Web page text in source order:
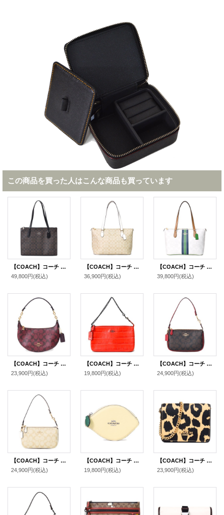
この商品を買った人はこんな商品も買っています
【COACH】コーチ コーティングキャンバス レザー シグネチャー ニーナ キャリーオール トートバッグ ブラウンブラック〔日本未発売〕
49,800円(税込)
【COACH】コーチ コーティングキャンバス レザー シグネチャー ギャラリー ジップ トートバッグ ライトカーキ×チャーク〔日本未発売〕
36,900円(税込)
【COACH】コーチ バッグ コーティングキャンパス レザー シグネチャー ギャラリー ストライプ ジップトートバッグ チャークマルチ〔日本未発売〕
39,800円(税込)
【COACH】コーチ コーティングキャンバス レザー シグネチャー ロゴ ミニ ペイトン ショルダー ハンドバッグ オックスブラッドマルチ(日本未発売）
23,900円(税込)
【COACH】コーチ コーティング レザー クロコ エンボスド リストレット マルチ ポーチ ハンド バッグ ディープコーラル〔日本未発売〕
19,800円(税込)
【COACH】コーチ バッグ コーティングキャンバス レザー シグネチャー ノリータ 19 リストレット マルチ ポーチ ハンドバッグ ブラウン×レッド〔日本未発売〕
24,900円(税込)
【COACH】コーチ バッグ コーティングキャンバス レザー シグネチャー ノリータ 19 リストレット マルチ ポーチ ハンドバッグ ライトカーキ×チャーク〔日本未発売〕
24,900円(税込)
【COACH】コーチ コインケース レザー レモン フルーツ モチーフ ジップ コインポーチ 小銭入れ ムーンライト〔日本未発売〕
19,800円(税込)
【COACH】コーチ ポーチ レオパード ヒョウ柄 レザー アニマル プリント チェーン ロゴ ミニ ウォレット カードケース カードポーチ 定期入れ 名刺入れ ポーチ コインケース 財布 レオパードマルチ（日本未発売）
23,900円(税込)